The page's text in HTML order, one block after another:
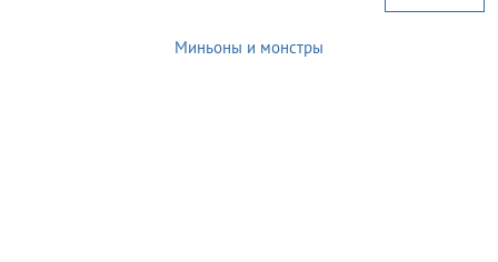
Миньоны и монстры